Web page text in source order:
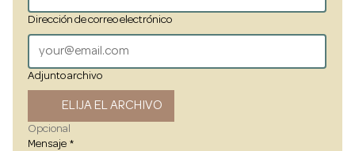
Dirección de correo electrónico
Adjunto archivo
ELIJA EL ARCHIVO
Opcional
Mensaje *